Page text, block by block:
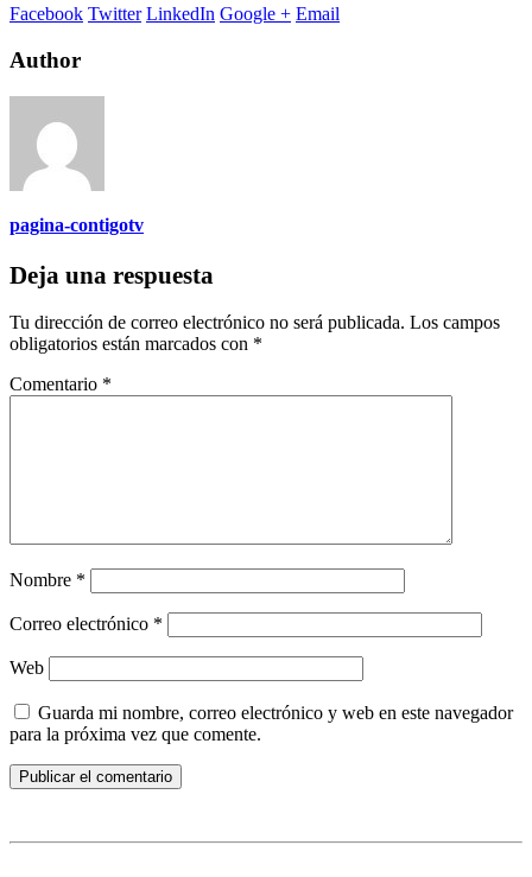
Facebook Twitter LinkedIn Google + Email
Author
pagina-contigotv
Deja una respuesta
Tu dirección de correo electrónico no será publicada. Los campos
obligatorios están marcados con *
Comentario *
Nombre *
Correo electrónico *
Web
Guarda mi nombre, correo electrónico y web en este navegador
para la próxima vez que comente.